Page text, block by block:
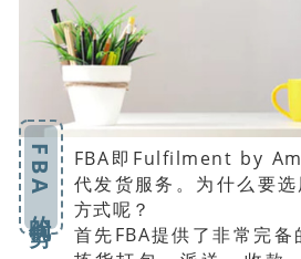
FBA的优势
FBA即Fulfilment by
代发货服务。为什么要
方式呢？
首先FBA提供了非常完